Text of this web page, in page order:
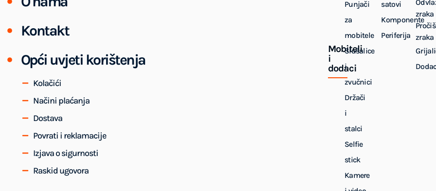
Kontakt
Opći uvjeti korištenja
Kolačići
Načini plaćanja
Dostava
Povrati i reklamacije
Izjava o sigurnosti
Raskid ugovora
Mobiteli
i
dodaci
Punjači
za
mobitele
Slušalice
i
zvučnici
Držači
i
stalci
Selfie
stick
Kamere
satovi
Komponente
Periferija
zraka
zraka